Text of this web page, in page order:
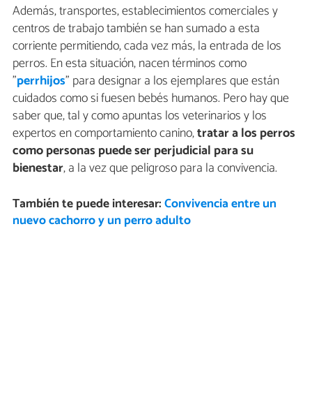
Además, transportes, establecimientos comerciales y
centros de trabajo también se han sumado a esta
corriente permitiendo, cada vez más, la entrada de los
perros. En esta situación, nacen términos como
"perrhijos" para designar a los ejemplares que están
cuidados como si fuesen bebés humanos. Pero hay que
saber que, tal y como apuntas los veterinarios y los
expertos en comportamiento canino,tratar a los perros
como personas puede ser perjudicial para su
bienestar, a la vez que peligroso para la convivencia.
También te puede interesar:Convivencia entre un
nuevo cachorro y un perro adulto